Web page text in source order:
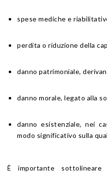
spese mediche e
perdita o riduzione della
danno patrimoniale,
danno morale, legato alla
danno esistenziale, nei
modo significativo sulla
È importante